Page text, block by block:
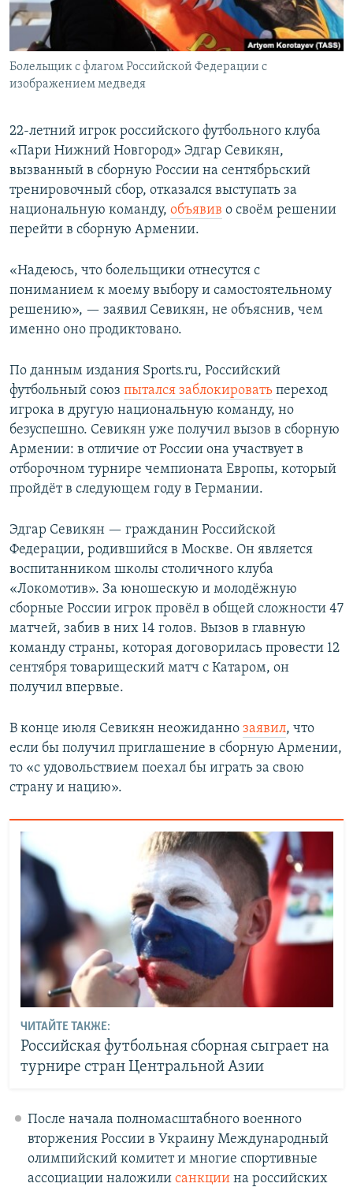
Болельщик с флагом Российской Федерации с
изображением медведя
22-летний игрок российского футбольного клуба
«Пари Нижний Новгород» Эдгар Севикян,
вызванный в сборную России на сентябрьский
тренировочный сбор, отказался выступать за
национальную команду, объявив о своём решении
перейти в сборную Армении.
«Надеюсь, что болельщики отнесутся с
пониманием к моему выбору и самостоятельному
решению», — заявил Севикян, не объяснив, чем
именно оно продиктовано.
По данным издания Sports.ru, Российский
футбольный союз пытался заблокировать переход
игрока в другую национальную команду, но
безуспешно. Севикян уже получил вызов в сборную
Армении: в отличие от России она участвует в
отборочном турнире чемпионата Европы, который
пройдёт в следующем году в Германии.
Эдгар Севикян — гражданин Российской
Федерации, родившийся в Москве. Он является
воспитанником школы столичного клуба
«Локомотив». За юношескую и молодёжную
сборные России игрок провёл в общей сложности 47
матчей, забив в них 14 голов. Вызов в главную
команду страны, которая договорилась провести 12
сентября товарищеский матч с Катаром, он
получил впервые.
В конце июля Севикян неожиданно заявил, что
если бы получил приглашение в сборную Армении,
то «с удовольствием поехал бы играть за свою
страну и нацию».
ЧИТАЙТЕ ТАКЖЕ:
Российская футбольная сборная сыграет на
турнире стран Центральной Азии
После начала полномасштабного военного
вторжения России в Украину Международный
олимпийский комитет и многие спортивные
ассоциации наложили санкции на российских